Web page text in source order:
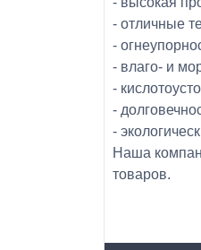
- отличные
-
- влаго- и
-
-
-
Наша
товаров.